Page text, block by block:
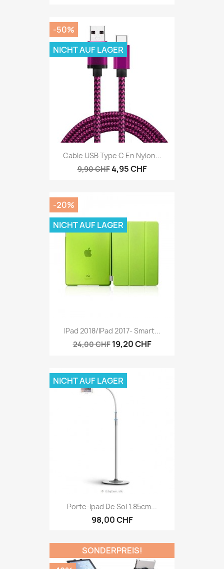
Cable USB Type C En Nylon...
9,90 CHF4,95 CHF
-50%
NICHT AUF LAGER
IPad 2018/iPad 2017- Smart...
24,00 CHF 19,20 CHF
-20%
NICHT AUF LAGER
Porte-Ipad De Sol 1.85cm...
98,00 CHF
NICHT AUF LAGER
SONDERPREIS!